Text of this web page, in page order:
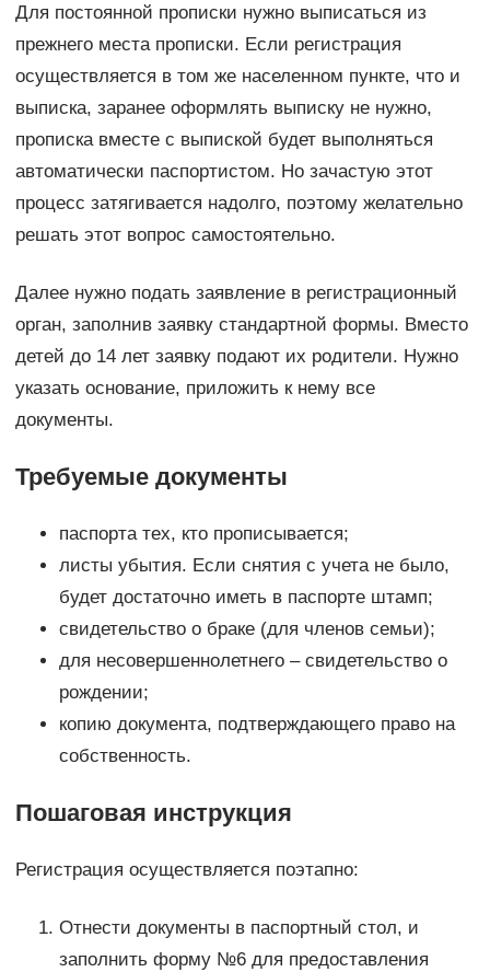
Для постоянной прописки нужно выписаться из
прежнего места прописки. Если регистрация
осуществляется в том же населенном пункте, что и
выписка, заранее оформлять выписку не нужно,
прописка вместе с выпиской будет выполняться
автоматически паспортистом. Но зачастую этот
процесс затягивается надолго, поэтому желательно
решать этот вопрос самостоятельно.
Далее нужно подать заявление в регистрационный
орган, заполнив заявку стандартной формы. Вместо
детей до 14 лет заявку подают их родители. Нужно
указать основание, приложить к нему все
документы.
Требуемые документы
паспорта тех, кто прописывается;
листы убытия. Если снятия с учета не было,
будет достаточно иметь в паспорте штамп;
свидетельство о браке (для членов семьи);
для несовершеннолетнего – свидетельство о
рождении;
копию документа, подтверждающего право на
собственность.
Пошаговая инструкция
Регистрация осуществляется поэтапно:
Отнести документы в паспортный стол, и
заполнить форму №6 для предоставления